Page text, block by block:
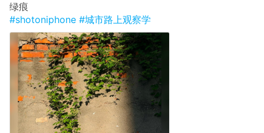
绿痕
#shotoniphone #城市路上观察学